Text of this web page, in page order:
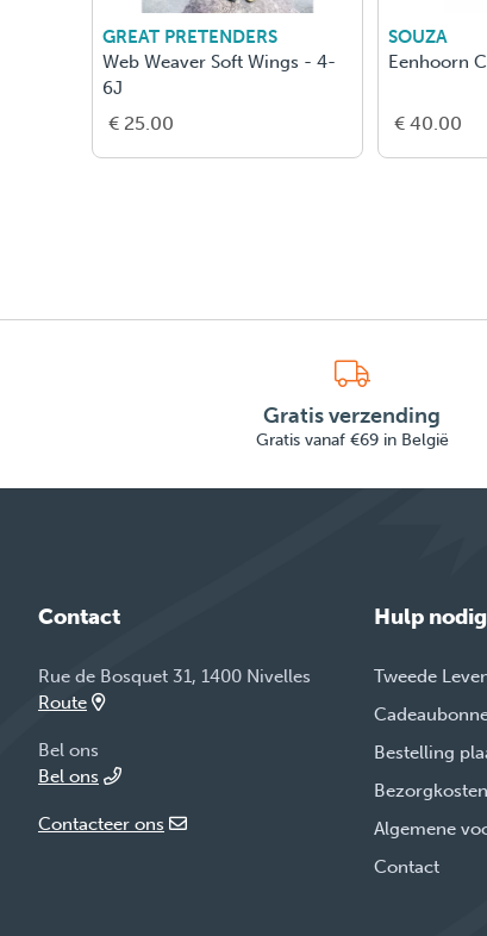
GREAT PRETENDERS
Web Weaver Soft Wings - 4-
6J
€ 25.00
SOUZA
Eenhoorn
€ 40.00
Gratis verzending
Gratis vanaf €69 in België
Contact
Rue de Bosquet 31, 1400 Nivelles
Route
Bel ons
Bel ons
Contacteer ons
Hulp
Tweede
Bestelling
Bezorgkosten
Algemene
Contact